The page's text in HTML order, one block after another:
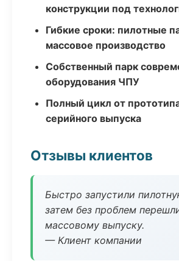
конструкции под
Гибкие сроки: пилотные
массовое производство
Собственный парк
оборудования ЧПУ
Полный цикл от
серийного выпуска
Отзывы клиентов
Быстро запустили
затем без проблем
массовому выпуску.
— Клиент компании